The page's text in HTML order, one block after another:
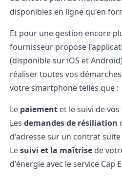
disponibles en ligne qu'en
Et pour une gestion encore
fournisseur propose
(disponible sur iOS et
réaliser toutes vos
votre smartphone telles que :
Le paiement et le suivi de
Les demandes de résiliation
d'adresse sur un contrat
Lesuivi et la maîtrise de
d'énergie avec le service Cap